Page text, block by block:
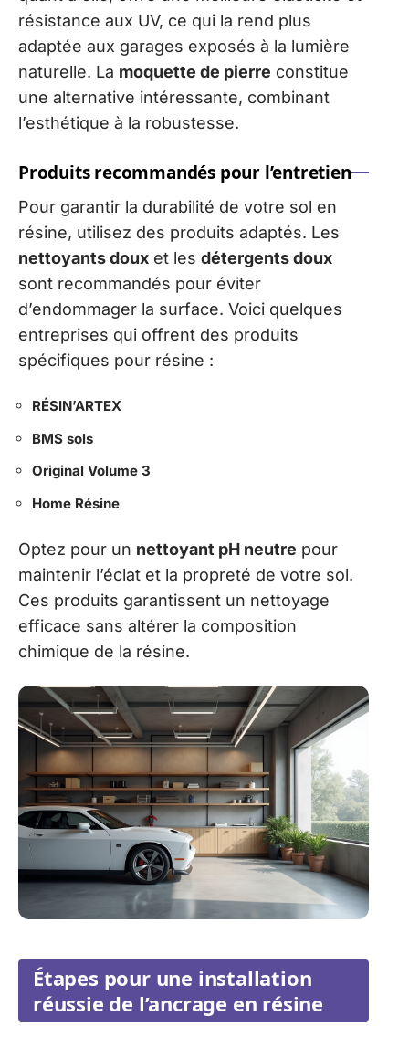
résistance aux UV, ce qui la rend plus
adaptée aux garages exposés à la lumière
naturelle. La moquette de pierre constitue
une alternative intéressante, combinant
l’esthétique à la robustesse.
Produits recommandés pour l’entretien
Pour garantir la durabilité de votre sol en
résine, utilisez des produits adaptés. Les
nettoyants doux et les détergents doux
sont recommandés pour éviter
d’endommager la surface. Voici quelques
entreprises qui offrent des produits
spécifiques pour résine :
RÉSIN’ARTEX
BMS sols
Original Volume 3
Home Résine
Optez pour un nettoyant pH neutre pour
maintenir l’éclat et la propreté de votre sol.
Ces produits garantissent un nettoyage
efficace sans altérer la composition
chimique de la résine.
Étapes pour une installation
réussie de l’ancrage en résine